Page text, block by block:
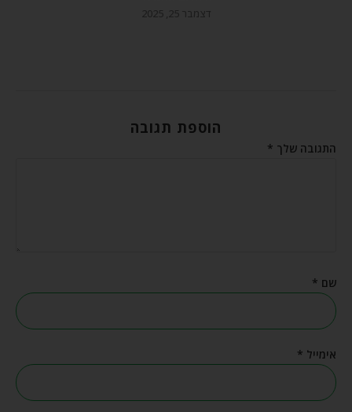
דצמבר 25, 2025
הוספת תגובה
התגובה שלך*
שם*
אימייל*